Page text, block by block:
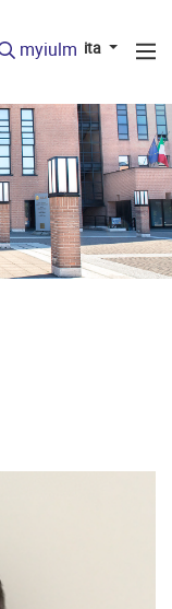
myiulm ita